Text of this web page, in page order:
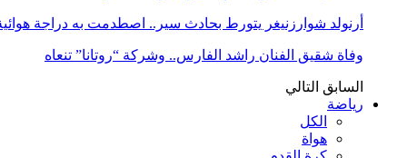
أرنولد شوارزنيغر يتورط بحادث سير.. اصطدمت به دراجة
وفاة شقيق الفنان راشد الفارس.. وشركة “روتانا” تنعاه
السابق التالي
رياضة
الكل
هواة